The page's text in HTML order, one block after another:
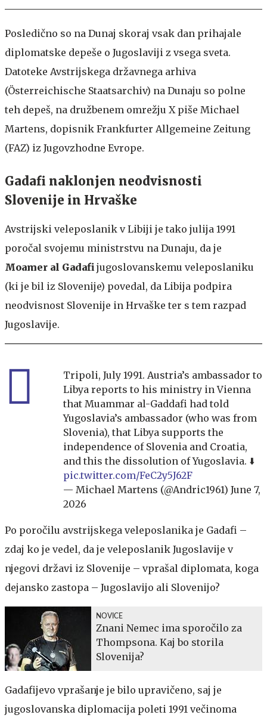
Posledično so na Dunaj skoraj vsak dan prihajale
diplomatske depeše o Jugoslaviji z vsega sveta.
Datoteke Avstrijskega državnega arhiva
(Österreichische Staatsarchiv) na Dunaju so polne
teh depeš, na družbenem omrežju X piše Michael
Martens, dopisnik Frankfurter Allgemeine Zeitung
(FAZ) iz Jugovzhodne Evrope.
Gadafi naklonjen neodvisnosti
Slovenije in Hrvaške
Avstrijski veleposlanik v Libiji je tako julija 1991
poročal svojemu ministrstvu na Dunaju, da je
Moamer al Gadafi jugoslovanskemu veleposlaniku
(ki je bil iz Slovenije) povedal, da Libija podpira
neodvisnost Slovenije in Hrvaške ter s tem razpad
Jugoslavije.
Tripoli, July 1991. Austria’s ambassador to
Libya reports to his ministry in Vienna
that Muammar al-Gaddafi had told
Yugoslavia’s ambassador (who was from
Slovenia), that Libya supports the
independence of Slovenia and Croatia,
and this the dissolution of Yugoslavia. ⬇️
pic.twitter.com/FeC2y5J62F
— Michael Martens (@Andric1961) June 7,
2026
Po poročilu avstrijskega veleposlanika je Gadafi –
zdaj ko je vedel, da je veleposlanik Jugoslavije v
njegovi državi iz Slovenije – vprašal diplomata, koga
dejansko zastopa – Jugoslavijo ali Slovenijo?
NOVICE
Znani Nemec ima sporočilo za
Thompsona. Kaj bo storila
Slovenija?
Gadafijevo vprašanje je bilo upravičeno, saj je
jugoslovanska diplomacija poleti 1991 večinoma